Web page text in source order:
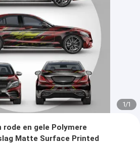
1/1
en gele Polymere
Matte Surface Printed